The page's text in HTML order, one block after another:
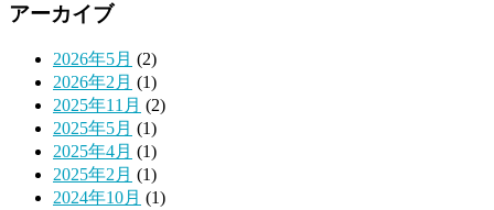
アーカイブ
2026年5月 (2)
2026年2月 (1)
2025年11月 (2)
2025年5月 (1)
2025年4月 (1)
2025年2月 (1)
2024年10月 (1)